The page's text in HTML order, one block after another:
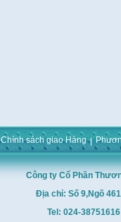
Chính sách giao Hàng
Công ty Cổ Phần
Địa chỉ: Số 9,Ngõ
Tel: 024-